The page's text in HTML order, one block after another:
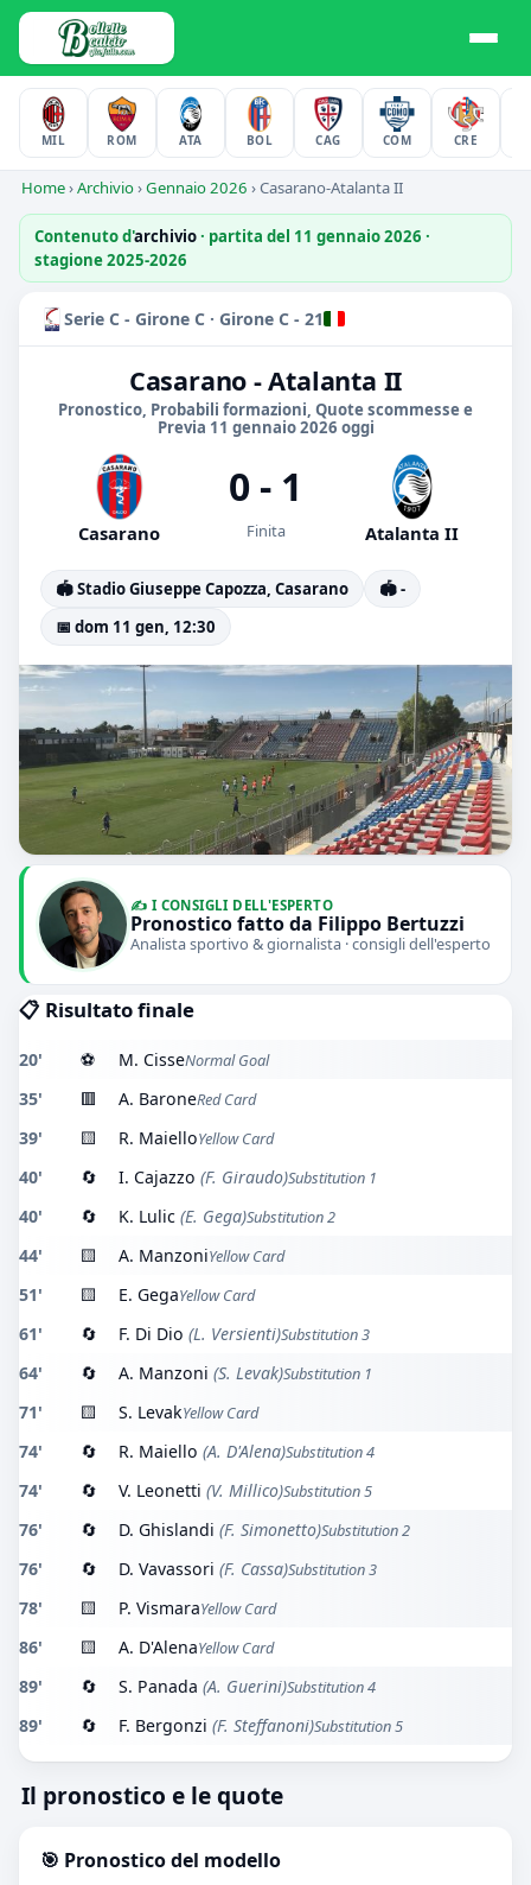
MIL ROM ATA BOL CAG COM CRE
Home›Archivio›Gennaio 2026 ›Casarano-Atalanta II
Contenuto d'archivio· partita del 11 gennaio 2026 ·
stagione 2025-2026
Serie C - Girone C · Girone C - 21
Casarano - Atalanta II
Pronostico, Probabili formazioni, Quote scommesse e
Previa 11 gennaio 2026 oggi
Casarano
0 - 1
Finita Atalanta II
🏟️ Stadio Giuseppe Capozza, Casarano
🏟️ -
📅 dom 11 gen, 12:30
✍️ I CONSIGLI DELL'ESPERTO
Pronostico fatto da Filippo Bertuzzi
Analista sportivo & giornalista · consigli dell'esperto
📋 Risultato finale
20' ⚽ M. CisseNormal Goal
35' 🟥 A. BaroneRed Card
39' 🟨 R. MaielloYellow Card
40' 🔄 I. Cajazzo (F. Giraudo)Substitution 1
40' 🔄 K. Lulic (E. Gega)Substitution 2
44' 🟨 A. ManzoniYellow Card
51' 🟨 E. GegaYellow Card
61' 🔄 F. Di Dio (L. Versienti)Substitution 3
64' 🔄 A. Manzoni (S. Levak)Substitution 1
71' 🟨 S. LevakYellow Card
74' 🔄 R. Maiello (A. D'Alena)Substitution 4
74' 🔄 V. Leonetti (V. Millico)Substitution 5
76' 🔄 D. Ghislandi (F. Simonetto)Substitution 2
76' 🔄 D. Vavassori (F. Cassa)Substitution 3
78' 🟨 P. VismaraYellow Card
86' 🟨 A. D'AlenaYellow Card
89' 🔄 S. Panada (A. Guerini)Substitution 4
89' 🔄 F. Bergonzi (F. Steffanoni)Substitution 5
Il pronostico e le quote
🎯 Pronostico del modello